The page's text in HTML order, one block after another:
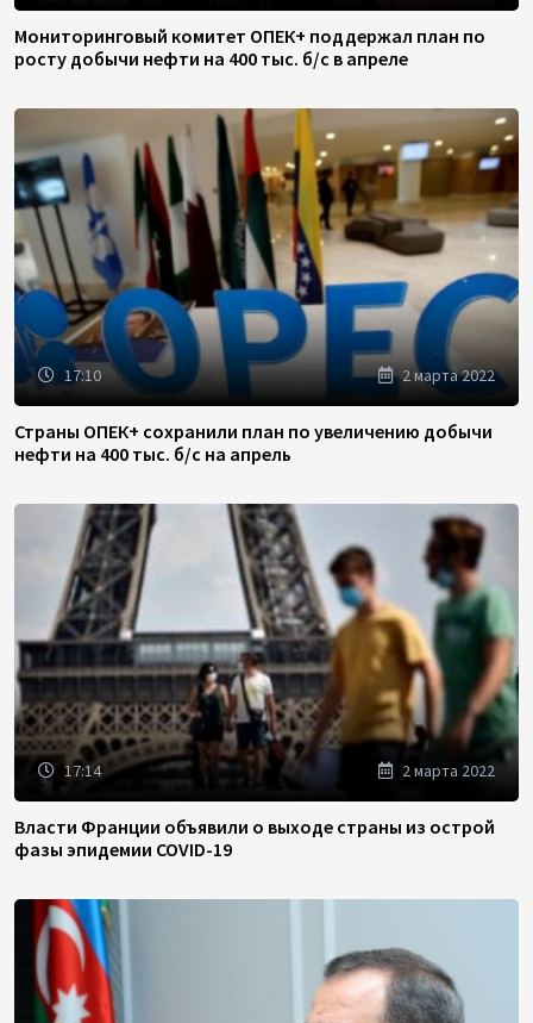
Мониторинговый комитет ОПЕК+ поддержал план по
росту добычи нефти на 400 тыс. б/с в апреле
17:10 2 марта 2022
Страны ОПЕК+ сохранили план по увеличению добычи
нефти на 400 тыс. б/с на апрель
17:14 2 марта 2022
Власти Франции объявили о выходе страны из острой
фазы эпидемии COVID-19